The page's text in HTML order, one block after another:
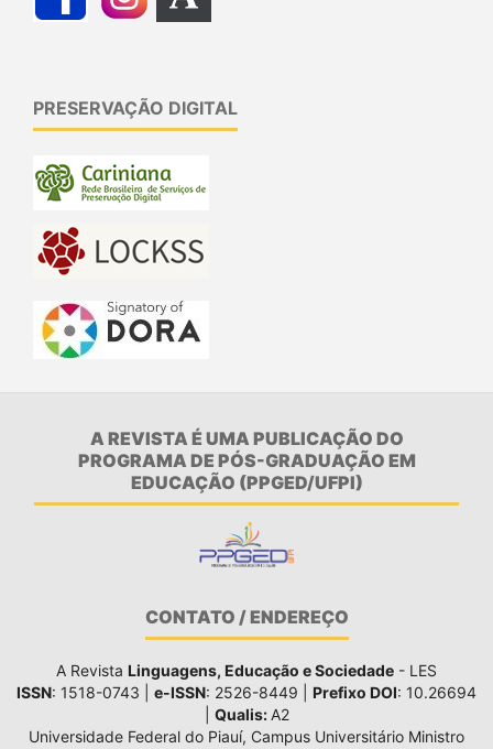
PRESERVAÇÃO DIGITAL
A REVISTA É UMA PUBLICAÇÃO DO
PROGRAMA DE PÓS-GRADUAÇÃO EM
EDUCAÇÃO (PPGED/UFPI)
CONTATO / ENDEREÇO
A Revista Linguagens, Educação e Sociedade - LES
ISSN: 1518-0743 | e-ISSN: 2526-8449 | Prefixo DOI: 10.26694
Qualis: A2
Universidade Federal do Piauí, Campus Universitário Ministro